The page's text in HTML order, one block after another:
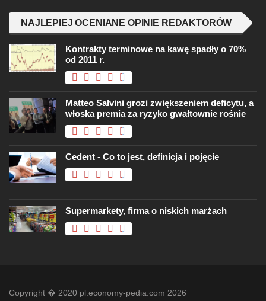
NAJLEPIEJ OCENIANE OPINIE REDAKTORÓW
Kontrakty terminowe na kawę spadły o 70%
od 2011 r.
Matteo Salvini grozi zwiększeniem deficytu, a
włoska premia za ryzyko gwałtownie rośnie
Cedent - Co to jest, definicja i pojęcie
Supermarkety, firma o niskich marżach
Copyright � 2020 pl.economy-pedia.com 2026